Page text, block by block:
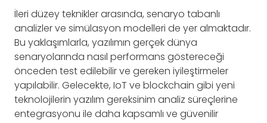
İleri düzey teknikler arasında, senaryo tabanlı
analizler ve simülasyon modelleri de yer almaktadır.
Bu yaklaşımlarla, yazılımın gerçek dünya
senaryolarında nasıl performans göstereceği
önceden test edilebilir ve gereken iyileştirmeler
yapılabilir. Gelecekte, IoT ve blockchain gibi yeni
teknolojilerin yazılım gereksinim analiz süreçlerine
entegrasyonu ile daha kapsamlı ve güvenilir